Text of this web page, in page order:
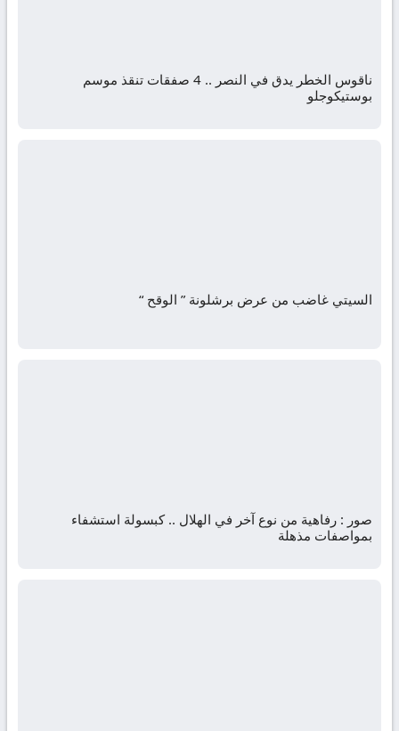
ناقوس الخطر يدق في النصر .. 4 صفقات تنقذ موسم
بوستيكوجلو
السيتي غاضب من عرض برشلونة ” الوقح “
صور : رفاهية من نوع آخر في الهلال .. كبسولة استشفاء
بمواصفات مذهلة